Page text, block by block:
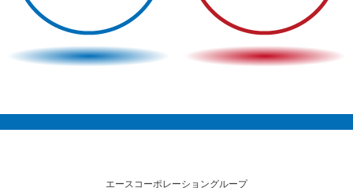
エースコーポレーショングループ